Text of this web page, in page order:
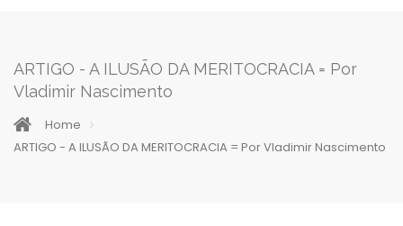
ARTIGO - A ILUSÃO DA MERITOCRACIA = Por
Vladimir Nascimento
Home
ARTIGO - A ILUSÃO DA MERITOCRACIA = Por Vladimir Nascimento